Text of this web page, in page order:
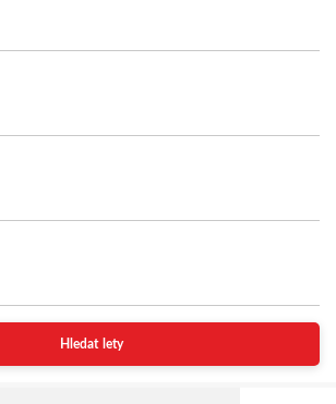
Hledat lety